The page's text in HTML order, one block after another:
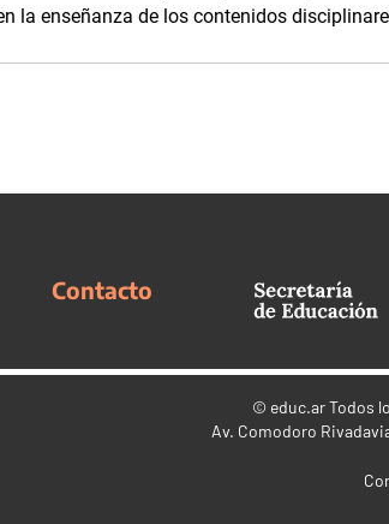
la enseñanza de los contenidos
Contacto
© educ.arTodos
Av. Comodoro